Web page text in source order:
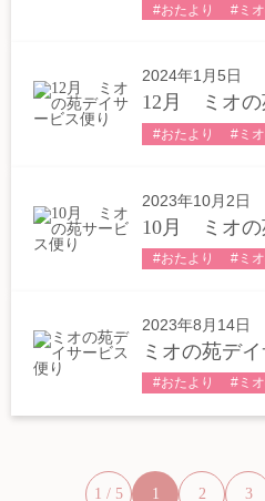
プライバシーポリシー
お問
おたより ミ
2024年1月5日
12月 ミオの
おたより ミ
2023年10月2日
10月 ミオの
おたより ミ
2023年8月14日
ミオの苑デ
おたより ミ
1 / 5 1 2 3